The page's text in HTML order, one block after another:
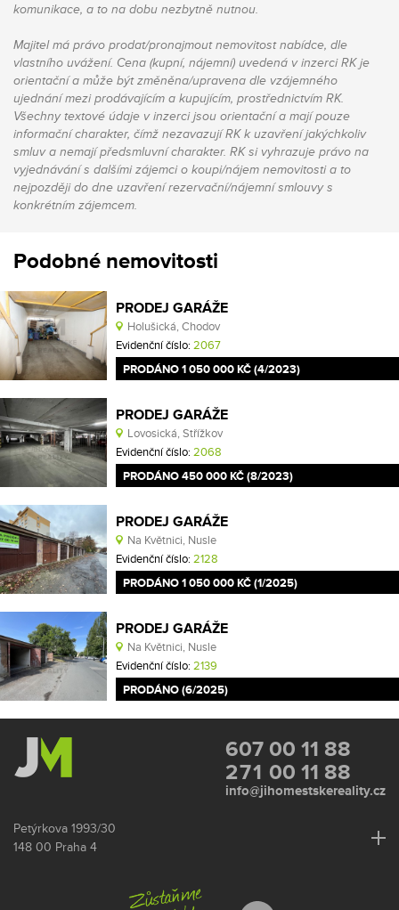
komunikace, a to na dobu nezbytně nutnou.
Majitel má právo prodat/pronajmout nemovitost nabídce, dle
vlastního uvážení. Cena (kupní, nájemní) uvedená v inzerci RK je
orientační a může být změněna/upravena dle vzájemného
ujednání mezi prodávajícím a kupujícím, prostřednictvím RK.
Všechny textové údaje v inzerci jsou orientační a mají pouze
informační charakter, čímž nezavazují RK k uzavření jakýchkoliv
smluv a nemají předsmluvní charakter. RK si vyhrazuje právo na
vyjednávání s dalšími zájemci o koupi/nájem nemovitosti a to
nejpozději do dne uzavření rezervační/nájemní smlouvy s
konkrétním zájemcem.
Podobné nemovitosti
PRODEJ GARÁŽE
Holušická, Chodov
Evidenční číslo: 2067
PRODÁNO 1 050 000 KČ (4/2023)
PRODEJ GARÁŽE
Lovosická, Střížkov
Evidenční číslo: 2068
PRODÁNO 450 000 KČ (8/2023)
PRODEJ GARÁŽE
Na Květnici, Nusle
Evidenční číslo: 2128
PRODÁNO 1 050 000 KČ (1/2025)
PRODEJ GARÁŽE
Na Květnici, Nusle
Evidenční číslo: 2139
PRODÁNO (6/2025)
Petýrkova 1993/30
148 00 Praha 4
607 00 11 88
271 00 11 88
info@jihomestskereality.cz